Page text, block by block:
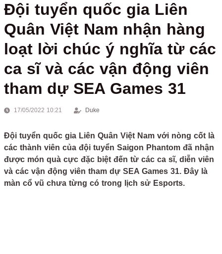
Đội tuyển quốc gia Liên
Quân Việt Nam nhận hàng
loạt lời chúc ý nghĩa từ các
ca sĩ và các vận động viên
tham dự SEA Games 31
17/05/2022 10:21 Duke
Đội tuyển quốc gia Liên Quân Việt Nam với nòng cốt là
các thành viên của đội tuyển Saigon Phantom đã nhận
được món quà cực đặc biệt đến từ các ca sĩ, diễn viên
và các vận động viên tham dự SEA Games 31. Đây là
màn cổ vũ chưa từng có trong lịch sử Esports.